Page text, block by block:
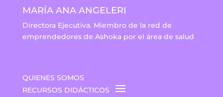
MARÍA ANA ANGELERI
Directora Ejecutiva. Miembro de la red de
emprendedores de Ashoka por el área de salud
QUIENES SOMOS
RECURSOS DIDÁCTICOS